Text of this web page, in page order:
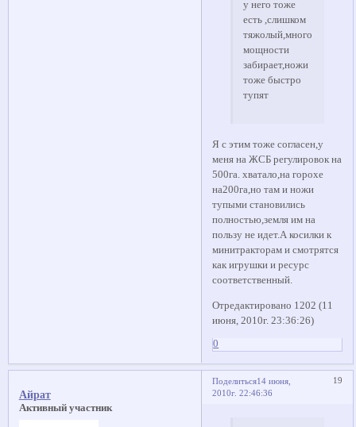
у него тоже
есть ,слишком
тяжолый,много
мощности
забирает,ножи
тоже быстро
тупят
Я с этим тоже согласен,у
меня на ЖСБ регулировок на
500га. хватало,на горохе
на200га,но там и ножи
тупыми становились
полностью,земля им на
пользу не идет.А косилки к
минитракторам и смотрятся
как игрушки и ресурс
соответственный.
Отредактировано 1202 (11
июня, 2010г. 23:36:26)
0
Поделиться 19
14 июня,
2010г. 22:46:36
Айрат
Активный участник